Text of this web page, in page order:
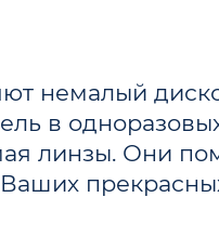
немалый
в
линзы. Они